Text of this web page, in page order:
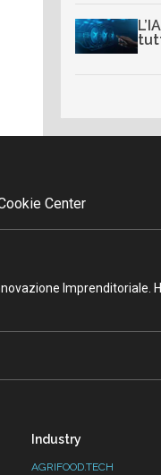
Center
Imprenditoriale.
Industry
AGRIFOOD.TECH